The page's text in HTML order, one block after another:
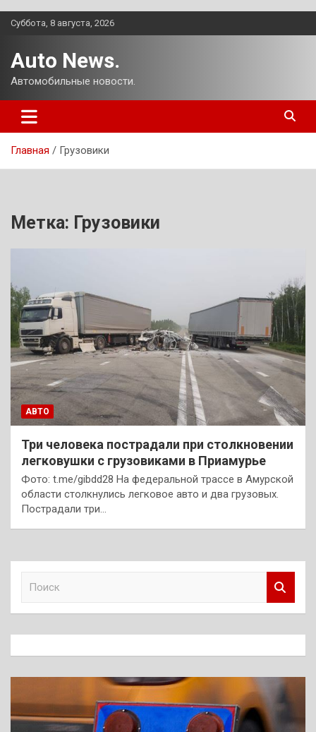
Перейти
Суббота, 8 августа, 2026
Auto News.
Автомобильные новости.
Главная Грузовики
Метка: Грузовики
АВТО
Три человека пострадали при столкновении
легковушки с грузовиками в Приамурье
Фото: t.me/gibdd28 На федеральной трассе в Амурской
области столкнулись легковое авто и два грузовых.
Пострадали три…
к